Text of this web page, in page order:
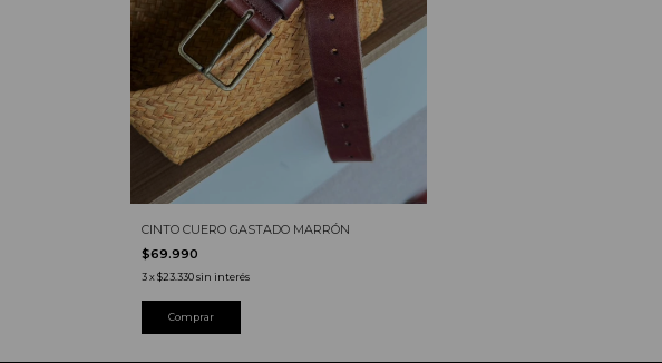
CINTO CUERO GASTADO MARRÓN
$69.990
3x$23.330sin interés
Comprar